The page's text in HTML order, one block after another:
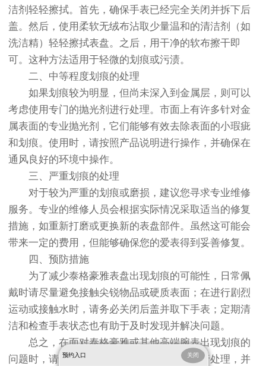
洁剂轻轻擦拭。首先，确保手表已经完全关闭并拆下后
盖。然后，使用柔软无绒布沾取少量温和的清洁剂（如
洗洁精）轻轻擦拭表盘。之后，用干净的软布擦干即
可。这种方法适用于轻微的划痕或污渍。
二、中等程度划痕的处理
如果划痕较为明显，但尚未深入到金属层，则可以
考虑使用专门的抛光剂进行处理。市面上有许多针对金
属表面的专业抛光剂，它们能够有效去除表面的小瑕疵
和划痕。使用时，请按照产品说明进行操作，并确保在
通风良好的环境中操作。
三、严重划痕的处理
对于较为严重的划痕或磨损，建议您寻求专业维修
服务。专业的维修人员会根据实际情况采取适当的修复
措施，如重新打磨或更换新的表盘部件。虽然这可能会
带来一定的费用，但能够确保您的爱表得到妥善修复。
四、预防措施
为了减少泰格豪雅表盘出现划痕的可能性，日常佩
戴时请尽量避免接触尖锐物品或硬质表面；在进行剧烈
运动或接触水时，请务必关闭后盖并取下手表；定期清
洁和检查手表状态也有助于及时发现并解决问题。
总之，在面对泰格豪雅或其他高端腕表出现划痕的
问题时，请根据实际情况选择合适的方法进行处理，并
预约入口 关闭